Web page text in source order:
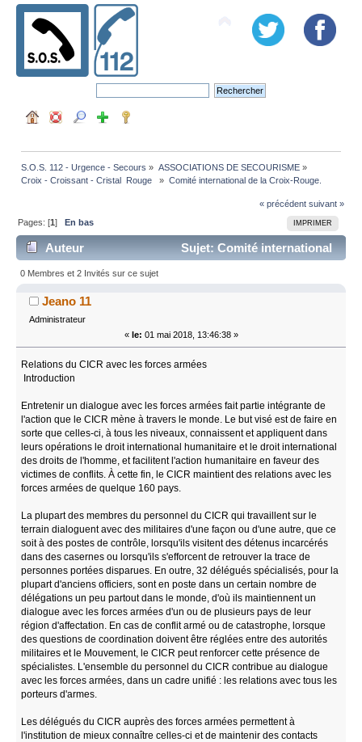
S.O.S. 112 - Urgence - Secours » ASSOCIATIONS DE SECOURISME»
Croix - Croissant - Cristal  Rouge
» Comité international de la Croix-Rouge.
« précédent suivant »
IMPRIMER
Pages: [1]En bas
Auteur
Sujet: Comité international
de la Croix-Rouge. (Lu 79891 fois)
0 Membres et 2 Invités sur ce sujet
Jeano 11
Administrateur
« le: 01 mai 2018, 13:46:38 »
Relations du CICR avec les forces armées
Introduction
Entretenir un dialogue avec les forces armées fait partie intégrante de
l'action que le CICR mène à travers le monde. Le but visé est de faire en
sorte que celles-ci, à tous les niveaux, connaissent et appliquent dans
leurs opérations le droit international humanitaire et le droit international
des droits de l'homme, et facilitent l'action humanitaire en faveur des
victimes de conflits. À cette fin, le CICR maintient des relations avec les
forces armées de quelque 160 pays.
La plupart des membres du personnel du CICR qui travaillent sur le
terrain dialoguent avec des militaires d'une façon ou d'une autre, que ce
soit à des postes de contrôle, lorsqu'ils visitent des détenus incarcérés
dans des casernes ou lorsqu'ils s'efforcent de retrouver la trace de
personnes portées disparues. En outre, 32 délégués spécialisés, pour la
plupart d'anciens officiers, sont en poste dans un certain nombre de
délégations un peu partout dans le monde, d'où ils maintiennent un
dialogue avec les forces armées d'un ou de plusieurs pays de leur
région d'affectation. En cas de conflit armé ou de catastrophe, lorsque
des questions de coordination doivent être réglées entre des autorités
militaires et le Mouvement, le CICR peut renforcer cette présence de
spécialistes. L'ensemble du personnel du CICR contribue au dialogue
avec les forces armées, dans un cadre unifié : les relations avec tous les
porteurs d'armes.
Les délégués du CICR auprès des forces armées permettent à
l'institution de mieux connaître celles-ci et de maintenir des contacts